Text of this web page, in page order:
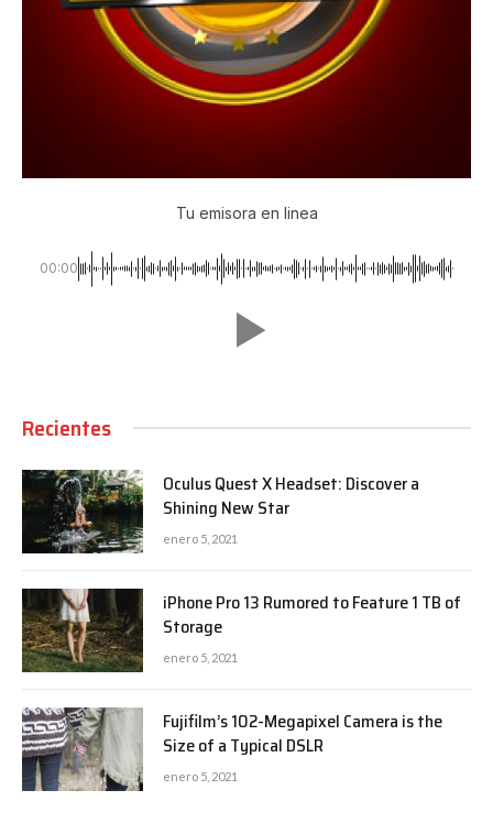
Tu emisora en linea
00:00
Recientes
Oculus Quest X Headset: Discover a
Shining New Star
enero 5, 2021
iPhone Pro 13 Rumored to Feature 1 TB of
Storage
enero 5, 2021
Fujifilm’s 102-Megapixel Camera is the
Size of a Typical DSLR
enero 5, 2021